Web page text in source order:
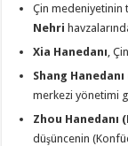
Çin medeniyetinin
Nehri
Xia Hanedanı ,
Shang Hanedanı
merkezi yönetimi
Zhou Hanedanı
düşüncenin